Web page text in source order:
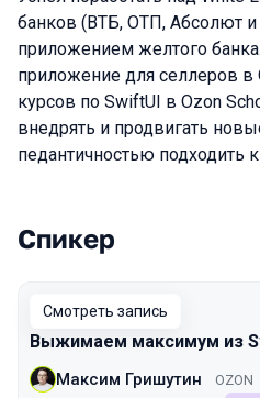
банков (ВТБ, ОТП, Абсолют
приложением желтого
приложение для селлеров в
курсов по SwiftUI в Ozon
внедрять и продвигать
педантичностью подходить
Выступления в
Спикер
Смотреть запись
Выжимаем максимум из
Максим Гришутин OZON